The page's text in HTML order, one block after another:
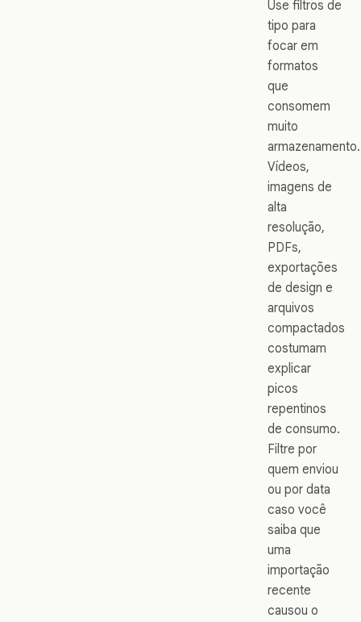
Use filtros de
tipo para
focar em
formatos
que
consomem
muito
armazenamento.
Vídeos,
imagens de
alta
resolução,
PDFs,
exportações
de design e
arquivos
compactados
costumam
explicar
picos
repentinos
de consumo.
Filtre por
quem enviou
ou por data
caso você
saiba que
uma
importação
recente
causou o